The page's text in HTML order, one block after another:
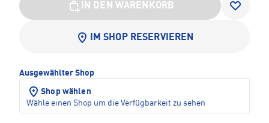
IN DEN WARENKORB
IM SHOP RESERVIEREN
Ausgewählter Shop
Shop wählen
Wähle einen Shop um die Verfügbarkeit zu sehen